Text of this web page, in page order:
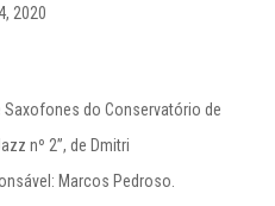
2020
do Conservatório de
nº 2”, de Dmitri
Marcos Pedroso.